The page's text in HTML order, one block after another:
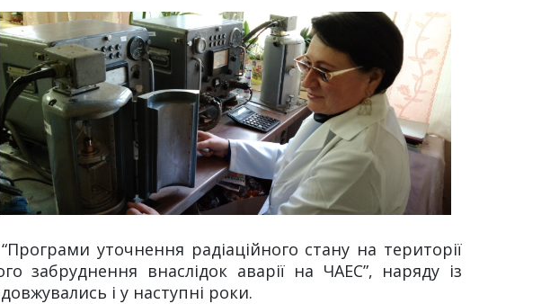
уточнення радіаційного стану на території
забруднення внаслідок аварії на ЧАЕС”, наряду із
і у наступні роки.